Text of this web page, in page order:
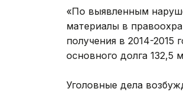
«По выявленным
материалы в
получения в 2014-
основного долга 132,5
Уголовные дела